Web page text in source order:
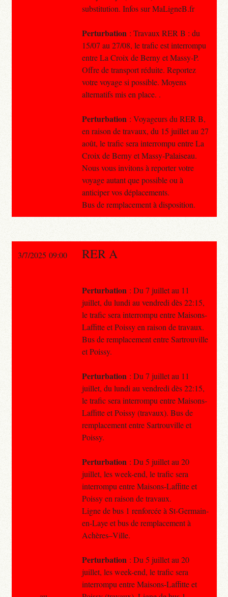
substitution. Infos sur MaLigneB.fr
Perturbation : Travaux RER B : du
15/07 au 27/08, le trafic est interrompu
entre La Croix de Berny et Massy-P.
Offre de transport réduite. Reportez
votre voyage si possible. Moyens
alternatifs mis en place. .
Perturbation : Voyageurs du RER B,
en raison de travaux, du 15 juillet au 27
août, le trafic sera interrompu entre La
Croix de Berny et Massy-Palaiseau.
Nous vous invitons à reporter votre
voyage autant que possible ou à
anticiper vos déplacements.
Bus de remplacement à disposition.
3/7/2025 09:00 RER A
Perturbation : Du 7 juillet au 11
juillet, du lundi au vendredi dès 22:15,
le trafic sera interrompu entre Maisons-
Laffitte et Poissy en raison de travaux.
Bus de remplacement entre Sartrouville
et Poissy.
Perturbation : Du 7 juillet au 11
juillet, du lundi au vendredi dès 22:15,
le trafic sera interrompu entre Maisons-
Laffitte et Poissy (travaux). Bus de
remplacement entre Sartrouville et
Poissy.
Perturbation : Du 5 juillet au 20
juillet, les week-end, le trafic sera
interrompu entre Maisons-Laffitte et
Poissy en raison de travaux.
Ligne de bus 1 renforcée à St-Germain-
en-Laye et bus de remplacement à
Achères–Ville.
Perturbation : Du 5 juillet au 20
juillet, les week-end, le trafic sera
interrompu entre Maisons-Laffitte et